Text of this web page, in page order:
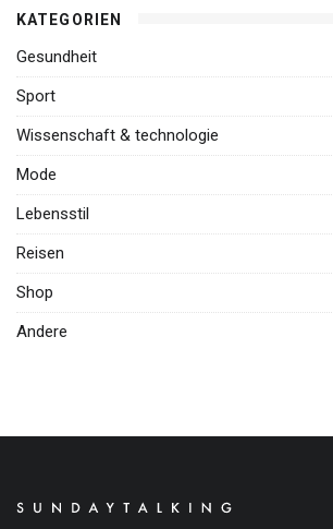
KATEGORIEN
Gesundheit
Sport
Wissenschaft & technologie
Mode
Lebensstil
Reisen
Shop
Andere